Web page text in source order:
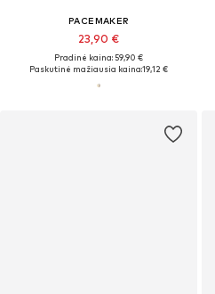
PACEMAKER
23,90 €
Pradinė kaina: 59,90 €
Paskutinė mažiausia kaina:19,12 €